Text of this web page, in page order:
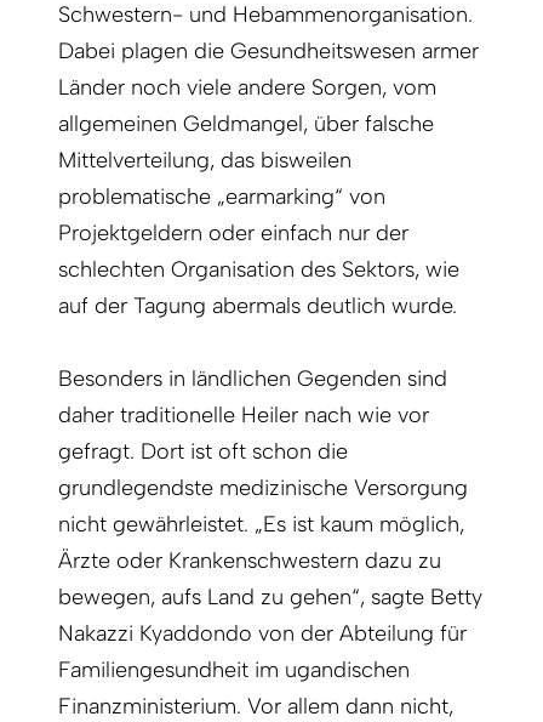
Schwestern- und Hebam­menorganisation.
Dabei plagen die Gesundheitswesen armer
Länder noch viele andere Sorgen, vom
allgemeinen Geldmangel, über falsche
Mittelverteilung, das bisweilen
problematische „earmarking“ von
Projektgeldern oder einfach nur der
schlechten Organisation des Sektors, wie
auf der Tagung abermals deutlich wurde.
Besonders in ländlichen Gegenden sind
daher traditionelle Heiler nach wie vor
gefragt. Dort ist oft schon die
grundlegendste medizinische Versorgung
nicht gewährleistet. „Es ist kaum möglich,
Ärzte oder Krankenschwestern dazu zu
bewegen, aufs Land zu gehen“, sagte Betty
Nakazzi Kyaddondo von der Abteilung für
Familiengesundheit im ugandischen
Finanzministerium. Vor allem dann nicht,